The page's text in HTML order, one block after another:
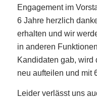
Engagement im
6 Jahre herzlich
erhalten und wir
in anderen
Kandidaten gab, wird
neu aufteilen und mit
Leider verlässt uns